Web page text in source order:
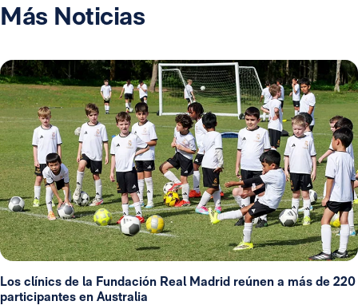
Más Noticias
Los clínics de la Fundación Real Madrid reúnen a más de 220
participantes en Australia